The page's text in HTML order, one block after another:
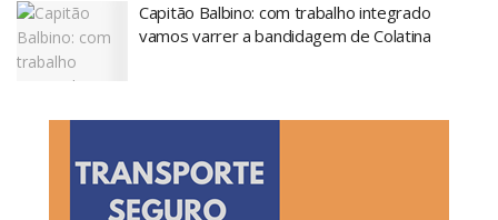
Capitão Balbino: com trabalho integrado
vamos varrer a bandidagem de Colatina